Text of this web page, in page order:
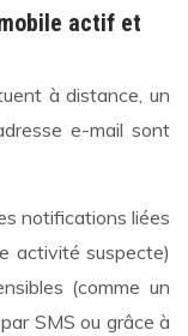
actif et
à distance, un
e-mail sont
notifications liées
activité suspecte)
(comme un
SMS ou grâce à